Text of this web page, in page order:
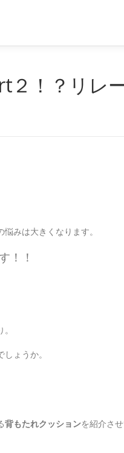
２！？リレ
みは大きくなります。
！！
。
ょうか。
背もたれクッションを紹介さ